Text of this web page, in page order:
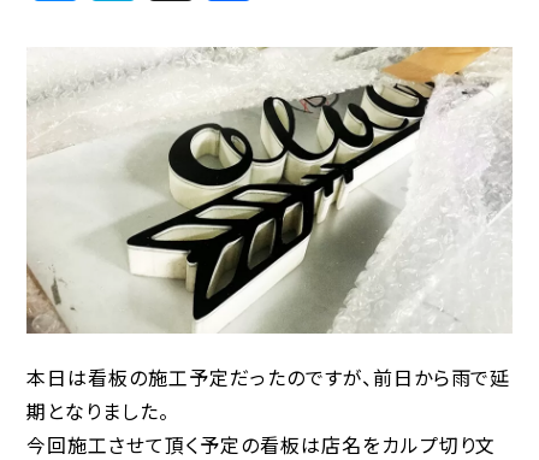
本日は看板の施工予定だったのですが、前日から雨で延
期となりました。
今回施工させて頂く予定の看板は店名をカルプ切り文